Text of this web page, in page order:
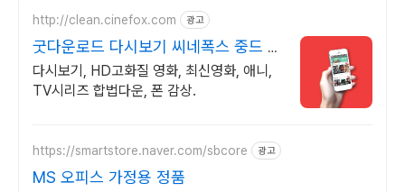
http://clean.cinefox.com 광고
굿다운로드 다시보기 씨네폭스 중드 일
드 30%할인
다시보기, HD고화질 영화, 최신영화, 애니,
TV시리즈 합법다운, 폰 감상.
https://smartstore.naver.com/sbcore 광고
MS 오피스 가정용 정품